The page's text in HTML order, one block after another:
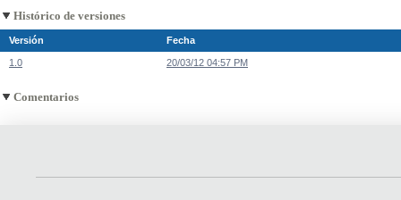
Histórico de versiones
Versión Fecha
1.0 20/03/12 04:57 PM
Comentarios